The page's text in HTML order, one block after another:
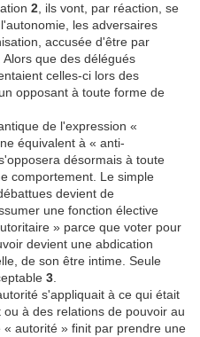
2 , ils vont, par réaction, se
les adversaires
accusée d'être par
que des délégués
celles-ci lors des
opposant à toute forme de
de l'expression «
équivalent à « anti-
désormais à toute
comportement. Le simple
devient de
une fonction élective
» parce que voter pour
devient une abdication
de son être intime. Seule
3
s'appliquait à ce qui était
à des relations de pouvoir au
autorité » finit par prendre une